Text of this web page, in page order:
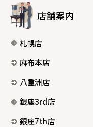
店舗案内
札幌店
麻布本店
八重洲店
銀座3rd店
銀座7th店